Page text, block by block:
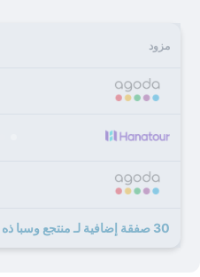
مزود
30 صفقة إضافية لـ منتجع وسبا ذه سيمينياك بيتش